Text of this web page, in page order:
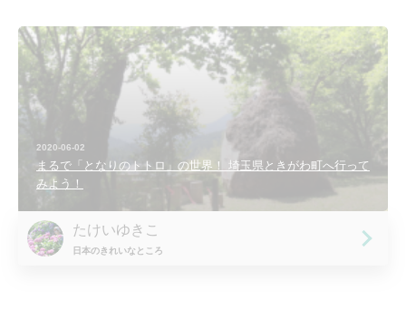
2020-06-02
まるで「となりのトトロ」の世界！ 埼玉県ときがわ町へ行って
みよう！
たけいゆきこ
日本のきれいなところ